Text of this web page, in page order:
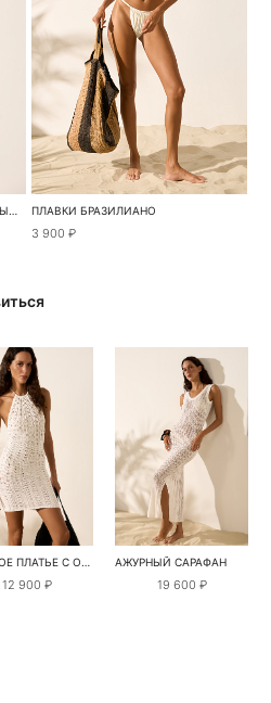
ЛИФ КУПАЛЬНИКА С ФОРМОВАННЫМИ ЧАШКАМИ ПЛАВКИ БРАЗИЛИАНО
3 900 ₽
АЖУРНОЕ ПЛАТЬЕ С ОТКРЫТОЙ СПИНОЙ
12 900 ₽
АЖУРНЫЙ САРАФАН
19 600 ₽